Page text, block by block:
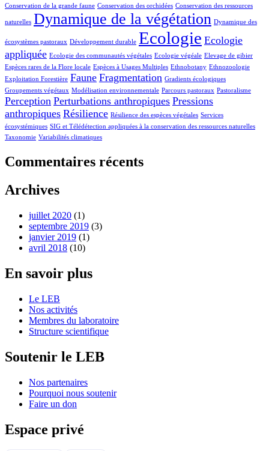
Conservation de la grande faune Conservation des orchidées Conservation des ressources
naturelles Dynamique de la végétation Dynamique des
écosystèmes pastoraux Développement durable Ecologie Ecologie
appliquée Ecologie des communautés végétales Ecologie végéale Elevage de gibier
Espèces rares de la Flore locale Espèces à Usages Multiples Ethnobotany Ethnozoologie
Exploitation Forestière Faune Fragmentation Gradients écologiques
Groupements végétaux Modélisation environnementale Parcours pastoraux Pastoralisme
Perception Perturbations anthropiques Pressions
anthropiques Résilience Résilience des espèces végétales Services
écosystémiques SIG et Télédétection appliquées à la conservation des ressources naturelles
Taxonomie Variabilités climatiques
Commentaires récents
Archives
juillet 2020 (1)
septembre 2019 (3)
janvier 2019 (1)
avril 2018 (10)
En savoir plus
Le LEB
Nos activités
Membres du laboratoire
Structure scientifique
Soutenir le LEB
Nos partenaires
Pourquoi nous soutenir
Faire un don
Espace privé